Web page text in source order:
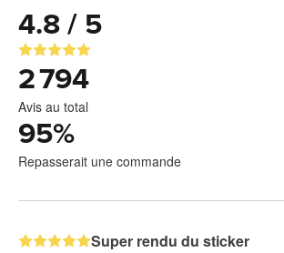
4.8 / 5
2 794
Avis au total
95%
Repasserait une commande
Super rendu du sticker